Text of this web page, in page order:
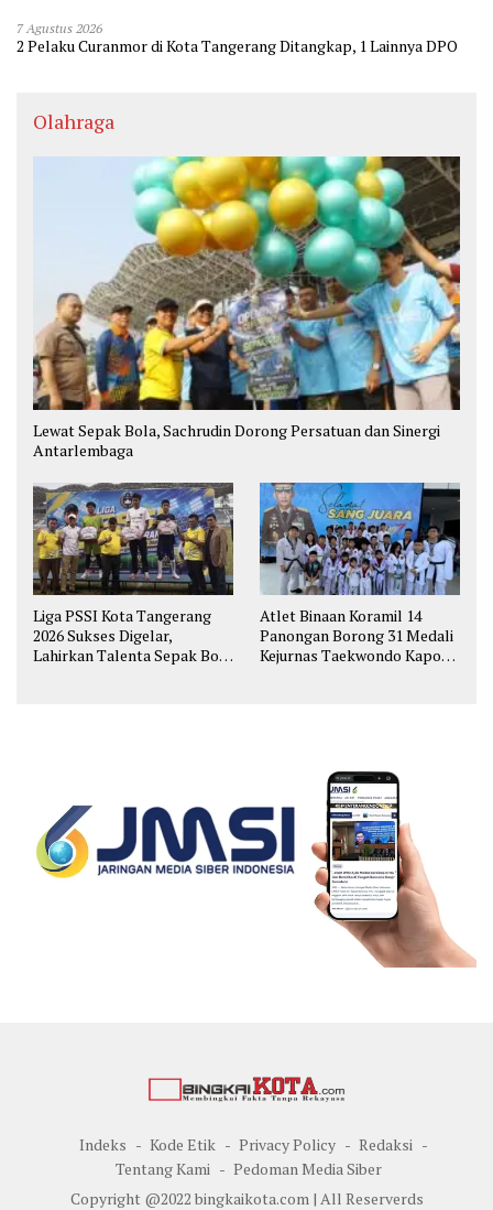
7 Agustus 2026
2 Pelaku Curanmor di Kota Tangerang Ditangkap, 1 Lainnya DPO
Olahraga
Lewat Sepak Bola, Sachrudin Dorong Persatuan dan Sinergi
Antarlembaga
Liga PSSI Kota Tangerang
2026 Sukses Digelar,
Lahirkan Talenta Sepak Bola
Atlet Binaan Koramil 14
Panongan Borong 31 Medali
Kejurnas Taekwondo Kapolri
Indeks Kode Etik Privacy Policy
Redaksi
Tentang Kami
Pedoman Media Siber
Copyright @2022 bingkaikota.com | All Reserverds